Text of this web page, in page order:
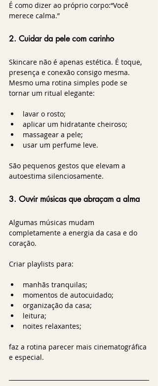
É como dizer ao próprio corpo:“Você
merece calma.”
2. Cuidar da pele com carinho
Skincare não é apenas estética. É toque,
presença e conexão consigo mesma.
Mesmo uma rotina simples pode se
tornar um ritual elegante:
lavar o rosto;
aplicar um hidratante cheiroso;
massagear a pele;
usar um perfume leve.
São pequenos gestos que elevam a
autoestima silenciosamente.
3. Ouvir músicas que abraçam a alma
Algumas músicas mudam
completamente a energia da casa e do
coração.
Criar playlists para:
manhãs tranquilas;
momentos de autocuidado;
organização da casa;
leitura;
noites relaxantes;
faz a rotina parecer mais cinematográfica
e especial.